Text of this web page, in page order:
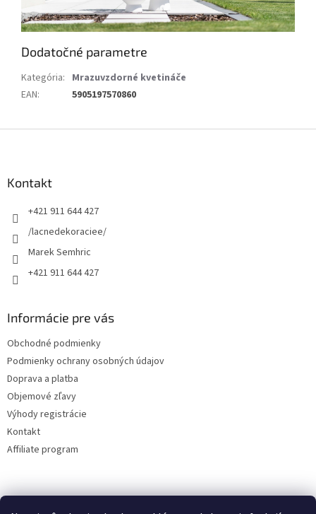
Dodatočné parametre
Kategória: Mrazuvzdorné kvetináče
EAN: 5905197570860
Kontakt
+421 911 644 427
/lacnedekoraciee/
Marek Semhric
+421 911 644 427
Informácie pre vás
Obchodné podmienky
Podmienky ochrany osobných údajov
Doprava a platba
Objemové zľavy
Výhody registrácie
Kontakt
Affiliate program